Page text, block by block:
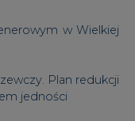
w Wielkiej
Plan redukcji
jedności